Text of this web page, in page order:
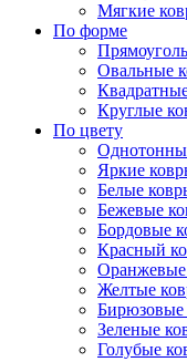
Мягкие
По форме
Овальные
Круглые
По цвету
Яркие
Белые
Бежевые
Бордовые
Красный
Желтые
Бирюзовые
Зеленые
Голубые